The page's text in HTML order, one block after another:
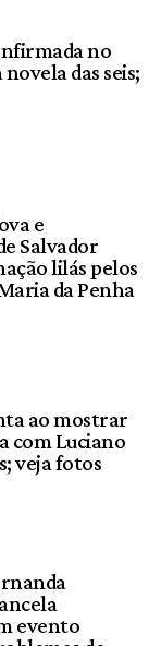
no
das seis;
e
Salvador
lilás pelos
da Penha
ao mostrar
com Luciano
veja fotos
evento